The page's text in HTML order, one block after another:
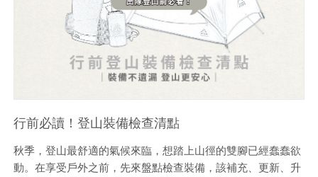
行前必讀！登山裝備檢查清點
秋季，登山最舒適的氣候來臨，想踏上山徑的雙腳已經蠢蠢欲
動。在享受戶外之前，先來盤點檢查裝備，該補充、更新、升